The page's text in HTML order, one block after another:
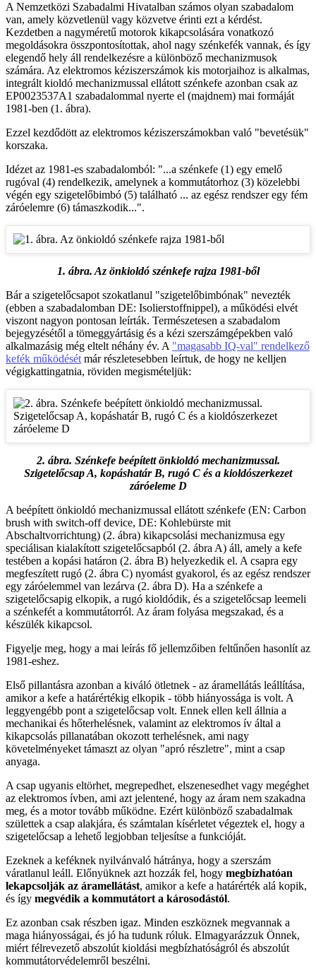
A Nemzetközi Szabadalmi Hivatalban számos olyan szabadalom
van, amely közvetlenül vagy közvetve érinti ezt a kérdést.
Kezdetben a nagyméretű motorok kikapcsolására vonatkozó
megoldásokra összpontosítottak, ahol nagy szénkefék vannak, és így
elegendő hely áll rendelkezésre a különböző mechanizmusok
számára. Az elektromos kéziszerszámok kis motorjaihoz is alkalmas,
integrált kioldó mechanizmussal ellátott szénkefe azonban csak az
EP0023537A1 szabadalommal nyerte el (majdnem) mai formáját
1981-ben (1. ábra).
Ezzel kezdődött az elektromos kéziszerszámokban való "bevetésük"
korszaka.
Idézet az 1981-es szabadalomból: "...a szénkefe (1) egy emelő
rugóval (4) rendelkezik, amelynek a kommutátorhoz (3) közelebbi
végén egy szigetelőbimbó (5) található ... az egész rendszer egy fém
záróelemre (6) támaszkodik...".
1. ábra. Az önkioldó szénkefe rajza 1981-ből
Bár a szigetelőcsapot szokatlanul "szigetelőbimbónak" nevezték
(ebben a szabadalomban DE: Isolierstoffnippel), a működési elvét
viszont nagyon pontosan leírták. Természetesen a szabadalom
bejegyzésétől a tömeggyártásig és a kézi szerszámgépekben való
alkalmazásig még eltelt néhány év. A "magasabb IQ-val" rendelkező
kefék működését már részletesebben leírtuk, de hogy ne kelljen
végigkattingatnia, röviden megismételjük:
2. ábra. Szénkefe beépített önkioldó mechanizmussal.
Szigetelőcsap A, kopáshatár B, rugó C és a kioldószerkezet
záróeleme D
A beépített önkioldó mechanizmussal ellátott szénkefe (EN: Carbon
brush with switch-off device, DE: Kohlebürste mit
Abschaltvorrichtung) (2. ábra) kikapcsolási mechanizmusa egy
speciálisan kialakított szigetelőcsapból (2. ábra A) áll, amely a kefe
testében a kopási határon (2. ábra B) helyezkedik el. A csapra egy
megfeszített rugó (2. ábra C) nyomást gyakorol, és az egész rendszer
egy záróelemmel van lezárva (2. ábra D). Ha a szénkefe a
szigetelőcsapig elkopik, a rugó kioldódik, és a szigetelőcsap leemeli
a szénkefét a kommutátorról. Az áram folyása megszakad, és a
készülék kikapcsol.
Figyelje meg, hogy a mai leírás fő jellemzőiben feltűnően hasonlít az
1981-eshez.
Első pillantásra azonban a kiváló ötletnek - az áramellátás leállítása,
amikor a kefe a határértékig elkopik - több hiányossága is volt. A
leggyengébb pont a szigetelőcsap volt. Ennek ellen kell állnia a
mechanikai és hőterhelésnek, valamint az elektromos ív által a
kikapcsolás pillanatában okozott terhelésnek, ami nagy
követelményeket támaszt az olyan "apró részletre", mint a csap
anyaga.
A csap ugyanis eltörhet, megrepedhet, elszenesedhet vagy megéghet
az elektromos ívben, ami azt jelentené, hogy az áram nem szakadna
meg, és a motor tovább működne. Ezért különböző szabadalmak
születtek a csap alakjára, és számtalan kísérletet végeztek el, hogy a
szigetelőcsap a lehető legjobban teljesítse a funkcióját.
Ezeknek a keféknek nyilvánvaló hátránya, hogy a szerszám
váratlanul leáll. Előnyüknek azt hozzák fel, hogy megbízhatóan
lekapcsolják az áramellátást, amikor a kefe a határérték alá kopik,
és így megvédik a kommutátort a károsodástól.
Ez azonban csak részben igaz. Minden eszköznek megvannak a
maga hiányosságai, és jó ha tudunk róluk. Elmagyarázzuk Önnek,
miért félrevezető abszolút kioldási megbízhatóságról és abszolút
kommutátorvédelemről beszélni.